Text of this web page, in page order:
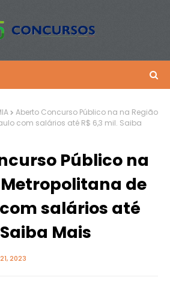
Aberto Concurso Público na na Região
com salários até R$ 6,3 mil. Saiba
Público na
de
salários até
Mais
2023